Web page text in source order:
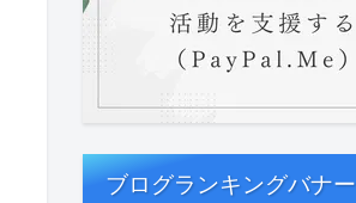
ブログランキングバナー